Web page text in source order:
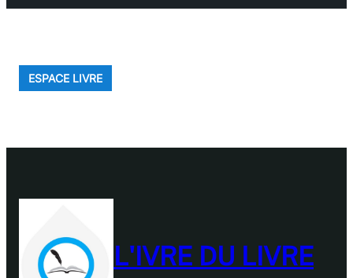
ESPACE LIVRE
L'IVRE DU LIVRE